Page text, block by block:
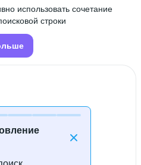
использовать сочетание
строки